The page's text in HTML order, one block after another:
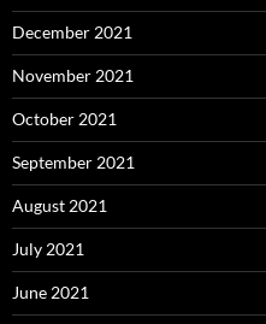
December 2021
November 2021
October 2021
September 2021
August 2021
July 2021
June 2021